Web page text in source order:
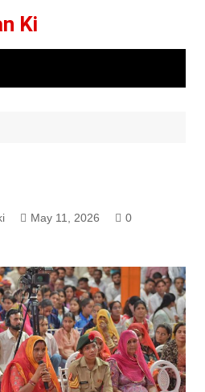
Ki
May 11, 2026
0